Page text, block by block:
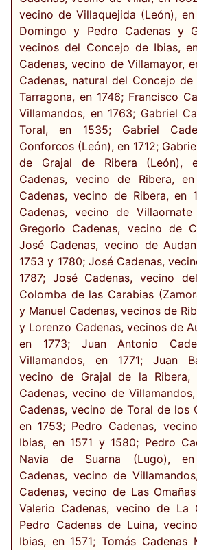
vecino de Villaquejida (León),
Domingo y Pedro Cadenas y
vecinos del Concejo de Ibias,
Cadenas, vecino de Villamayor,
Cadenas, natural del Concejo
Tarragona, en 1746; Francisco
Villamandos, en 1763; Gabriel
Toral, en 1535; Gabriel
Conforcos (León), en 1712;
de Grajal de Ribera (León),
Cadenas, vecino de Ribera,
Cadenas, vecino de Ribera, en
Cadenas, vecino de
Gregorio Cadenas, vecino de
José Cadenas, vecino de
1753 y 1780; José Cadenas,
1787; José Cadenas, vecino
Colomba de las Carabias
y Manuel Cadenas, vecinos de
y Lorenzo Cadenas, vecinos de
en 1773; Juan Antonio
Villamandos, en 1771; Juan
vecino de Grajal de la Ribera,
Cadenas, vecino de
Cadenas, vecino de Toral de los
en 1753; Pedro Cadenas,
Ibias, en 1571 y 1580; Pedro
Navia de Suarna (Lugo), en
Cadenas, vecino de
Cadenas, vecino de Las
Valerio Cadenas, vecino de La
Pedro Cadenas de Luina,
Ibias, en 1571; Tomás Cadenas